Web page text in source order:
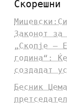
Скорешни
Законот за
„Скопје –
година“:
создадат
Бесник